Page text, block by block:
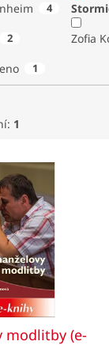
4
2 Zofia
1
1
modlitby (e-